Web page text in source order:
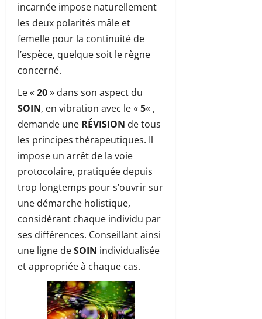
incarnée impose naturellement
les deux polarités mâle et
femelle pour la continuité de
l’espèce, quelque soit le règne
concerné.
Le «20» dans son aspect du
SOIN, en vibration avec le «5« ,
demande une RÉVISION de tous
les principes thérapeutiques. Il
impose un arrêt de la voie
protocolaire, pratiquée depuis
trop longtemps pour s’ouvrir sur
une démarche holistique,
considérant chaque individu par
ses différences. Conseillant ainsi
une ligne deSOIN individualisée
et appropriée à chaque cas.